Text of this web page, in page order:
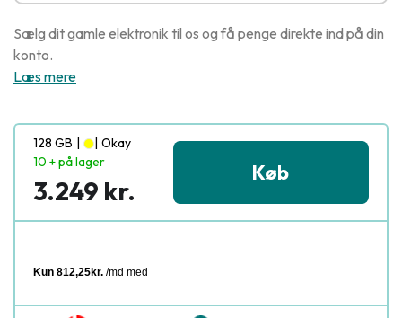
Sælg dit gamle elektronik til os og få penge direkte ind på din
konto.
Læs mere
128 GB | | Okay
10 + på lager
3.249 kr.
Køb